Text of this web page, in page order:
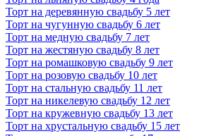
Торт на деревянную свадьбу 5 лет
Торт на чугунную свадьбу 6 лет
Торт на медную свадьбу 7 лет
Торт на жестяную свадьбу 8 лет
Торт на ромашковую свадьбу 9 лет
Торт на розовую свадьбу 10 лет
Торт на стальную свадьбу 11 лет
Торт на никелевую свадьбу 12 лет
Торт на кружевную свадьбу 13 лет
Торт на хрустальную свадьбу 15 лет